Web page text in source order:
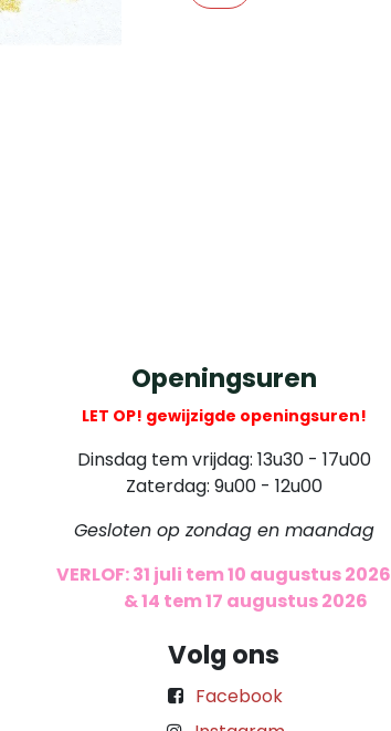
Openingsuren
LET OP! gewijzigde openingsuren!
Dinsdag tem vrijdag: 13u30 - 17u00
Zaterdag: 9u00 - 12u00
Gesloten op zondag en maandag
VERLOF: 31 juli tem 10 augustus 2026
& 14 tem 17 augustus 2026
Volg ons
Facebook